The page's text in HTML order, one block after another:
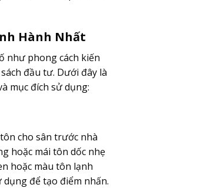
Hành Nhất
như phong cách kiến
đầu tư. Dưới đây là
mục đích sử dụng:
cho sân trước nhà
hoặc mái tôn dốc nhẹ
hoặc màu tôn lạnh
để tạo điểm nhấn.